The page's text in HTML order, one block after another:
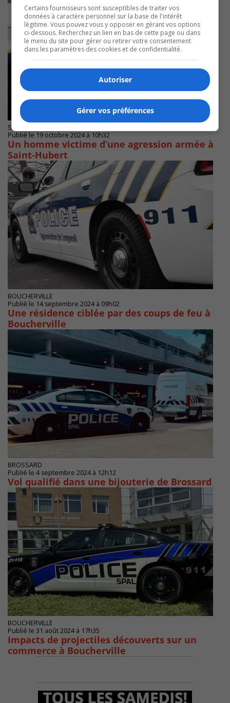
SAINT-HUBERT
Publié le 19 octobre 2024 à 10h32
Un homme victime d’une agression armée à
Saint-Hubert
BOUCHERVILLE
Publié le 14 septembre 2024 à 09h02
Une résidence ciblée par des coups de feu à
Boucherville
BROSSARD
Publié le 4 septembre 2024 à 12h12
Vol qualifié dans une bijouterie de Brossard
BOUCHERVILLE
Publié le 31 août 2024 à 17h35
Impacts de projectiles découverts sur un
commerce à Boucherville
Certains fournisseurs sont susceptibles de traiter vos
données à caractère personnel sur la base de l'intérêt
légitime. Vous pouvez vous y opposer en gérant vos options
ci-dessous. Recherchez un lien en bas de cette page ou dans
le menu du site pour gérer ou retirer votre consentement
dans les paramètres des cookies et de confidentialité.
Autoriser
Gérer vos préférences